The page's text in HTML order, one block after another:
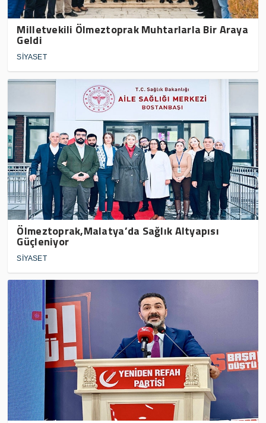
Milletvekili Ölmeztoprak Muhtarlarla Bir Araya
Geldi
SİYASET
Ölmeztoprak,Malatya’da Sağlık Altyapısı
Güçleniyor
SİYASET